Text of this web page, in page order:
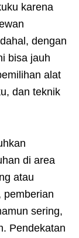
karena
dengan
bisa jauh
alat
dan teknik
di area
atau
pemberian
sering,
Pendekatan